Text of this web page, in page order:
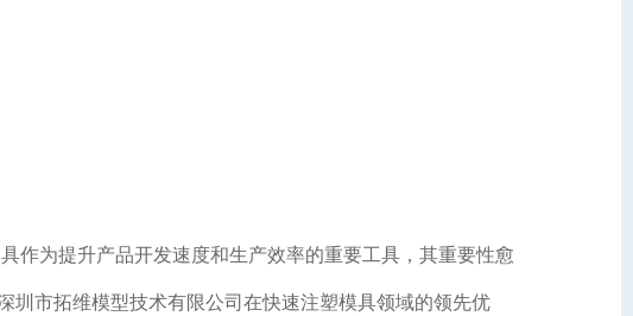
作为提升产品开发速度和生产效率的重要工具，其重要性愈
圳市拓维模型技术有限公司在快速注塑模具领域的领先优